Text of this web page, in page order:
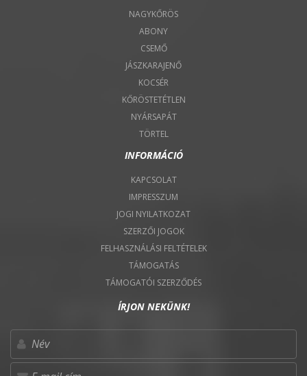
NAGYKŐRÖS
ABONY
CSEMŐ
JÁSZKARAJENŐ
KOCSÉR
KŐRÖSTETÉTLEN
NYÁRSAPÁT
TÖRTEL
INFORMÁCIÓ
KAPCSOLAT
IMPRESSZUM
JOGI NYILATKOZAT
SZERZŐI JOGOK
FELHASZNÁLÁSI FELTÉTELEK
TÁMOGATÁS
TÁMOGATÓI SZERZŐDÉS
ÍRJON NEKÜNK!